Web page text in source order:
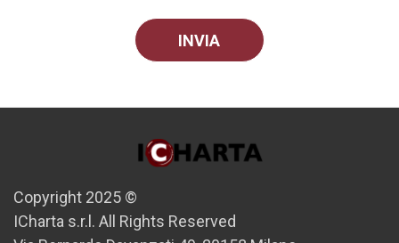
Copyright 2025 ©
ICharta s.r.l. All Rights Reserved